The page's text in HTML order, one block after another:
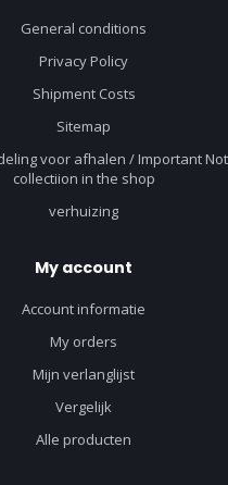
General conditions
Privacy Policy
Shipment Costs
Sitemap
voor afhalen / Important
collectiion in the shop
verhuizing
My account
Account informatie
My orders
Mijn verlanglijst
Vergelijk
Alle producten